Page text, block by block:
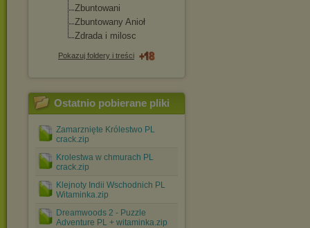
Zbuntowani
Zbuntowany Anioł
Zdrada i milosc
Pokazuj foldery i treści
Ostatnio pobierane pliki
Zamarznięte Królestwo PL
crack.zip
Krolestwa w chmurach PL
crack.zip
Klejnoty Indii Wschodnich PL
Witaminka.zip
Dreamwoods 2 - Puzzle
Adventure PL + witaminka.zip